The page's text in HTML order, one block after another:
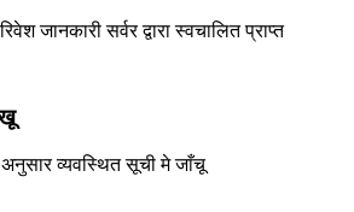
जानकारी सर्वर द्वारा स्वचालित प्राप्त
व्यवस्थित सूची मे जाँचू